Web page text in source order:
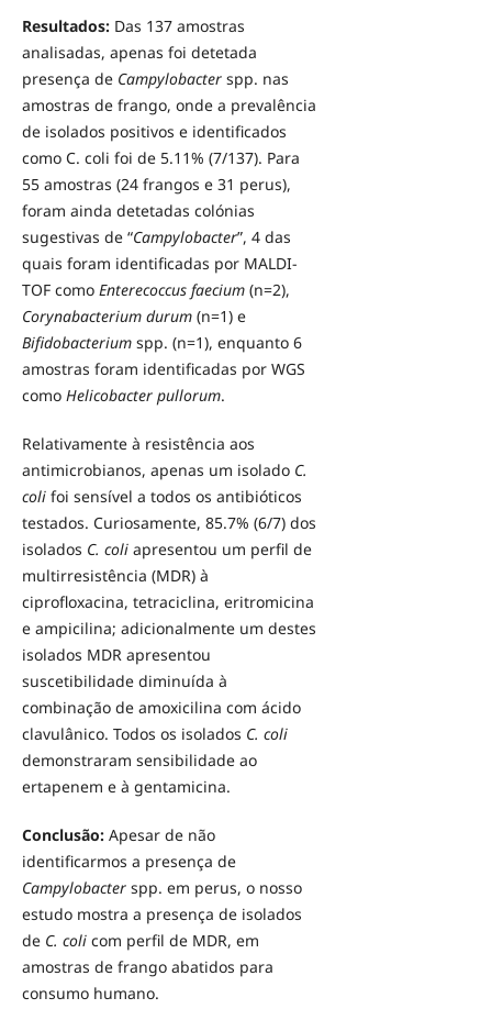
Resultados:Das 137 amostras
analisadas, apenas foi detetada
presença de Campylobacterspp. nas
amostras de frango, onde a prevalência
de isolados positivos e identificados
como C. coli foi de 5.11% (7/137). Para
55 amostras (24 frangos e 31 perus),
foram ainda detetadas colónias
sugestivas de “Campylobacter”, 4 das
quais foram identificadas por MALDI-
TOF como Enterecoccus faecium(n=2),
Corynabacterium durum(n=1) e
Bifidobacteriumspp. (n=1), enquanto 6
amostras foram identificadas por WGS
como Helicobacter pullorum.
Relativamente à resistência aos
antimicrobianos, apenas um isolado C.
colifoi sensível a todos os antibióticos
testados. Curiosamente, 85.7% (6/7) dos
isolados C. coliapresentou um perfil de
multirresistência (MDR) à
ciprofloxacina, tetraciclina, eritromicina
e ampicilina; adicionalmente um destes
isolados MDR apresentou
suscetibilidade diminuída à
combinação de amoxicilina com ácido
clavulânico. Todos os isolados C. coli
demonstraram sensibilidade ao
ertapenem e à gentamicina.
Conclusão:Apesar de não
identificarmos a presença de
Campylobacterspp. em perus, o nosso
estudo mostra a presença de isolados
de C. colicom perfil de MDR, em
amostras de frango abatidos para
consumo humano.